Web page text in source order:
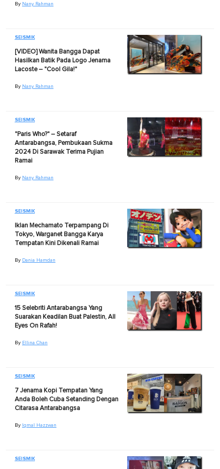
By Nany Rahman
SEISMIK
[VIDEO] Wanita Bangga Dapat
Hasilkan Batik Pada Logo Jenama
Lacoste – "Cool Gila!"
By Nany Rahman
SEISMIK
"Paris Who?" – Setaraf
Antarabangsa, Pembukaan Sukma
2024 Di Sarawak Terima Pujian
Ramai
By Nany Rahman
SEISMIK
Iklan Mechamato Terpampang Di
Tokyo, Warganet Bangga Karya
Tempatan Kini Dikenali Ramai
By Dania Hamdan
SEISMIK
15 Selebriti Antarabangsa Yang
Suarakan Keadilan Buat Palestin, All
Eyes On Rafah!
By Ellina Chan
SEISMIK
7 Jenama Kopi Tempatan Yang
Anda Boleh Cuba Setanding Dengan
Citarasa Antarabangsa
By Iqmal Hazzwan
SEISMIK